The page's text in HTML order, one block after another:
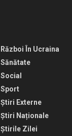
Război În Ucraina
Sănătate
Social
Sport
Știri Externe
Știri Naționale
Știrile Zilei